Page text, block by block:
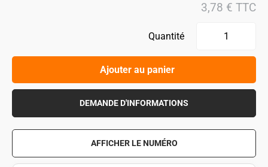
3,78 € TTC
Quantité
Ajouter au panier
DEMANDE D'INFORMATIONS
AFFICHER LE NUMÉRO